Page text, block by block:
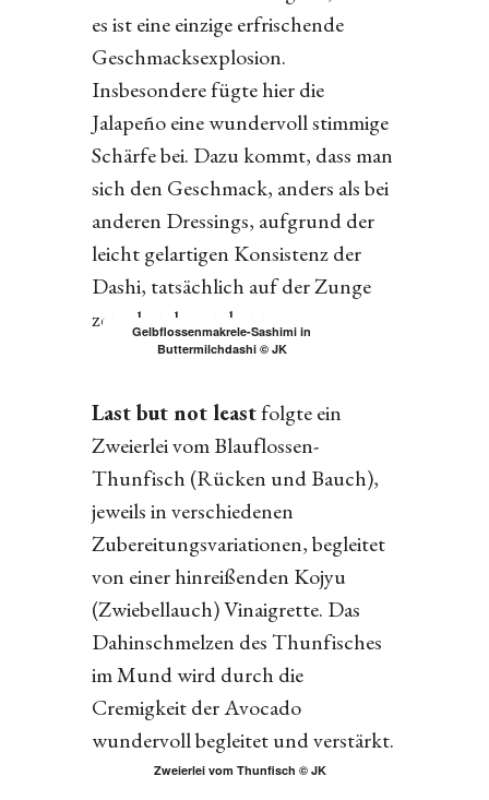
es ist eine einzige erfrischende
Geschmacksexplosion.
Insbesondere fügte hier die
Jalapeño eine wundervoll stimmige
Schärfe bei. Dazu kommt, dass man
sich den Geschmack, anders als bei
anderen Dressings, aufgrund der
leicht gelartigen Konsistenz der
Dashi, tatsächlich auf der Zunge
zergehen lassen kann.
Gelbflossenmakrele-Sashimi in
Buttermilchdashi © JK
Last but not leastfolgte ein
Zweierlei vom Blauflossen-
Thunfisch (Rücken und Bauch),
jeweils in verschiedenen
Zubereitungsvariationen, begleitet
von einer hinreißenden Kojyu
(Zwiebellauch) Vinaigrette. Das
Dahinschmelzen des Thunfisches
im Mund wird durch die
Cremigkeit der Avocado
wundervoll begleitet und verstärkt.
Zweierlei vom Thunfisch © JK